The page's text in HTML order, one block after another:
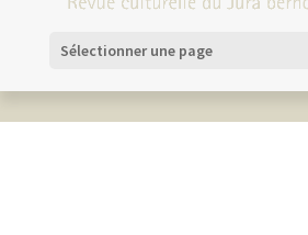
Sélectionner une page